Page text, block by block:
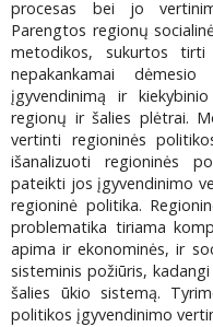
procesas bei jo
Parengtos regionų
metodikos, sukurtos tirti
nepakankamai
įgyvendinimą ir
regionų ir šalies plėtrai.
vertinti regioninės
išanalizuoti regioninės
pateikti jos įgyvendinimo
regioninė politika.
problematika tiriama
apima ir ekonominės, ir
sisteminis požiūris,
šalies ūkio sistemą.
politikos įgyvendinimo